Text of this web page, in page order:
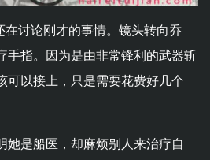
在讨论刚才的事情。镜头转向乔
手指。因为是由非常锋利的武器斩
可以接上，只是需要花费好几个
她是船医，却麻烦别人来治疗自